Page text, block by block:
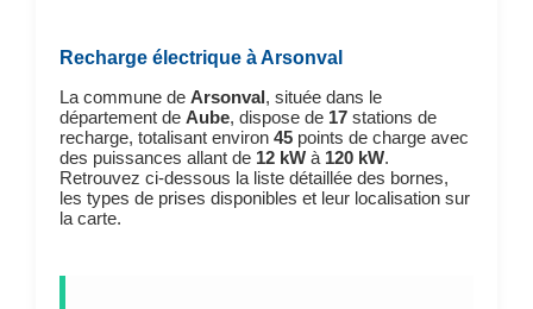
Recharge électrique à Arsonval
La commune de Arsonval, située dans le
département de Aube, dispose de 17stations de
recharge, totalisant environ 45points de charge avec
des puissances allant de 12 kWà 120 kW.
Retrouvez ci-dessous la liste détaillée des bornes,
les types de prises disponibles et leur localisation sur
la carte.